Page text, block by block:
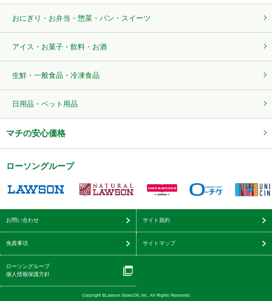
おにぎり・お弁当・惣菜・パン・スイーツ
アイス・お菓子・飲料・お酒
生鮮・一般食品・冷凍食品
日用品・ペット用品
マチの安心価格
ローソングループ
お問い合わせ サイト規約
免責事項 サイトマップ
ローソングループ
個人情報保護方針
Copyright ©Lawson Store100, Inc. All Rights Reserved.